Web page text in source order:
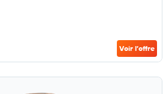
Voir l’offre